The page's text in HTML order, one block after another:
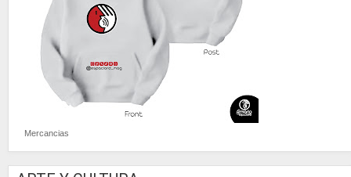
Mercancias